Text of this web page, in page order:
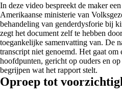
In deze video bespreekt de maker
Amerikaanse ministerie van
behandeling van genderdysforie bij
zegt het document zelf te hebben
toegankelijke samenvatting van. De
transcript niet genoemd. Het gaat
hoofdpunten, gericht op ouders en
begrijpen wat het rapport stelt.
Oproep tot